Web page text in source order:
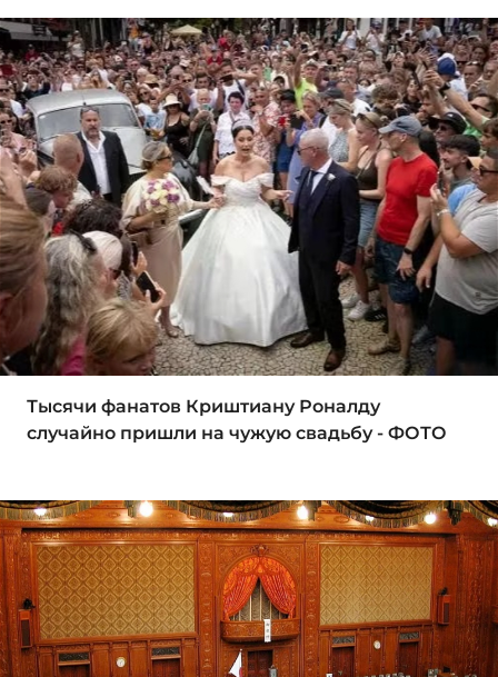
Тысячи фанатов Криштиану Роналду
случайно пришли на чужую свадьбу - ФОТО